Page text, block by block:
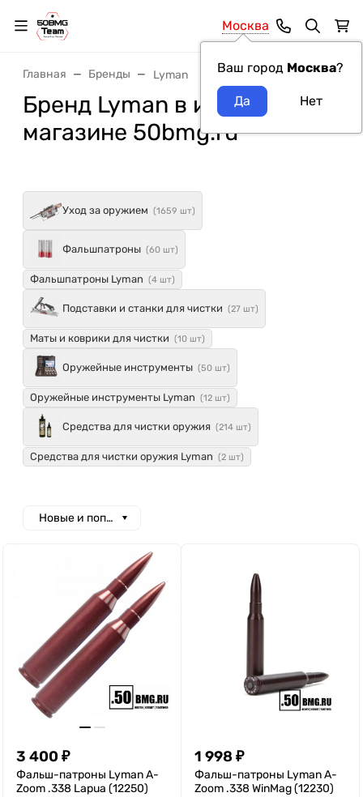
Москва
Ваш город Москва?
Главная Бренды Lyman
Бренд Lyman в интернет-
магазине 50bmg.ru
Уход за оружием (1659 шт)
Фальшпатроны (60 шт)
Фальшпатроны Lyman (4 шт)
Подставки и станки для чистки (27 шт)
Маты и коврики для чистки (10 шт)
Оружейные инструменты (50 шт)
Оружейные инструменты Lyman (12 шт)
Средства для чистки оружия (214 шт)
Средства для чистки оружия Lyman (2 шт)
Новые и популярные
3 400 ₽
Фальш-патроны Lyman A-
Zoom .338 Lapua (12250)
1 998 ₽
Фальш-патроны Lyman A-
Zoom .338 WinMag (12230)